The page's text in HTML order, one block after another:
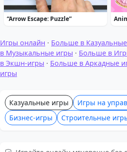
“Arrow Escape: Puzzle”
Игры онлайн · Больше в
в Музыкальные игры · Больше в
в Экшн-игры · Больше в Аркадные
игры
Казуальные игры
Игры на
Бизнес-игры
Строительные